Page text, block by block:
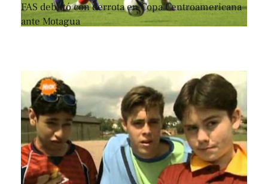
FAS debutó con derrota en Copa Centroamericana
ante Motagua